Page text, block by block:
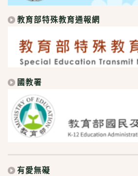
教育部特殊教育通報網
國教署
有愛無礙